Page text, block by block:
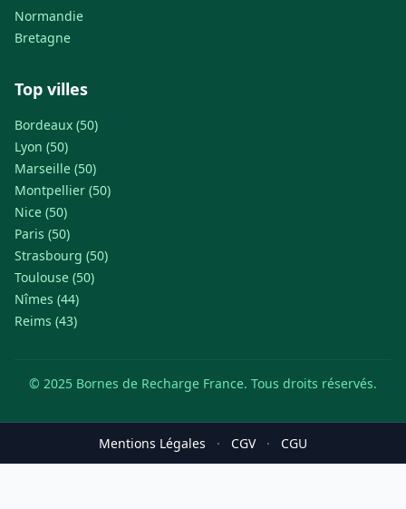
Normandie
Bretagne
Top villes
Bordeaux (50)
Lyon (50)
Marseille (50)
Montpellier (50)
Nice (50)
Paris (50)
Strasbourg (50)
Toulouse (50)
Nîmes (44)
Reims (43)
© 2025 Bornes de Recharge France. Tous droits réservés.
Mentions Légales · CGV · CGU